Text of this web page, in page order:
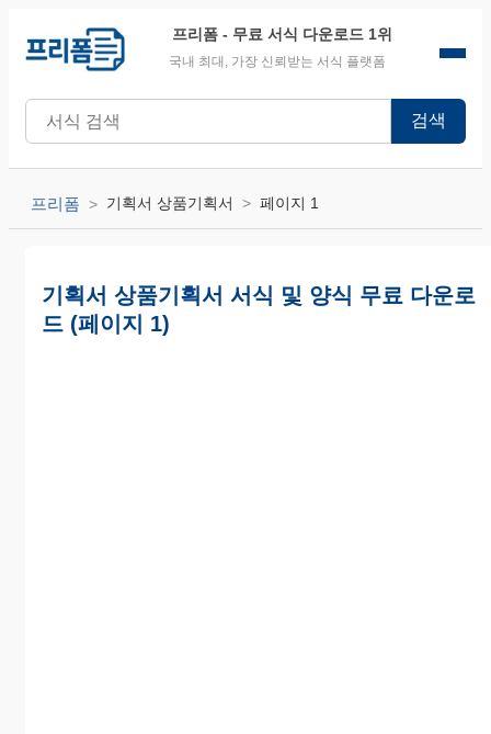
프리폼 - 무료 서식 다운로드 1위
국내 최대, 가장 신뢰받는 서식 플랫폼
검색
프리폼 기획서 상품기획서 페이지 1
기획서 상품기획서 서식 및 양식 무료 다운로
드 (페이지 1)